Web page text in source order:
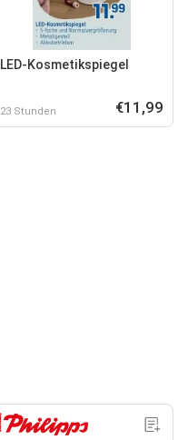
LED-Kosmetikspiegel
23 Stunden €11,99